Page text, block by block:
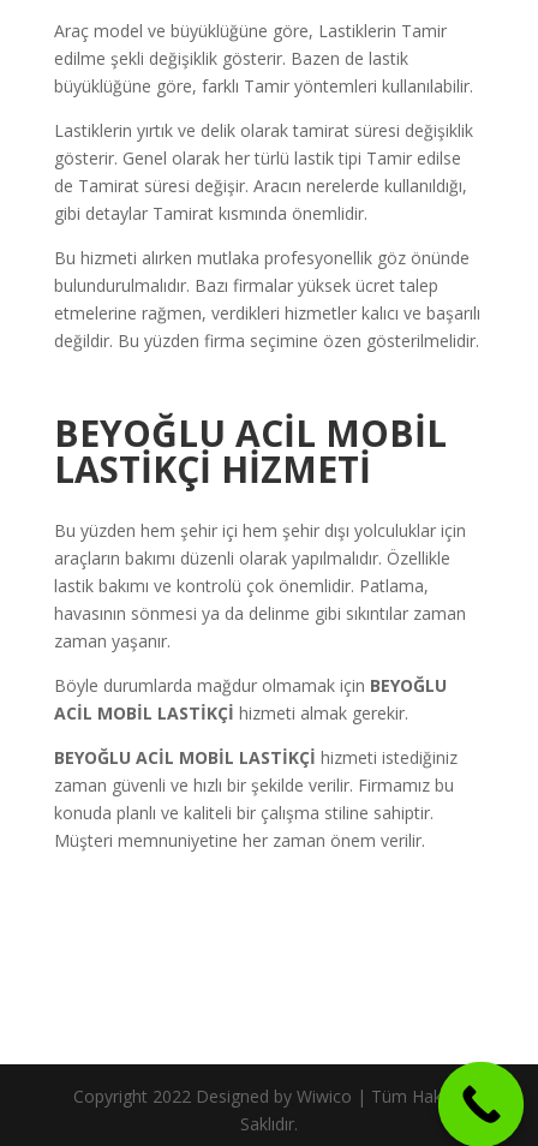
Araç model ve büyüklüğüne göre, Lastiklerin Tamir
edilme şekli değişiklik gösterir. Bazen de lastik
büyüklüğüne göre, farklı Tamir yöntemleri kullanılabilir.
Lastiklerin yırtık ve delik olarak tamirat süresi değişiklik
gösterir. Genel olarak her türlü lastik tipi Tamir edilse
de Tamirat süresi değişir. Aracın nerelerde kullanıldığı,
gibi detaylar Tamirat kısmında önemlidir.
Bu hizmeti alırken mutlaka profesyonellik göz önünde
bulundurulmalıdır. Bazı firmalar yüksek ücret talep
etmelerine rağmen, verdikleri hizmetler kalıcı ve başarılı
değildir. Bu yüzden firma seçimine özen gösterilmelidir.
BEYOĞLU ACİL MOBİL
LASTİKÇİ HİZMETİ
Bu yüzden hem şehir içi hem şehir dışı yolculuklar için
araçların bakımı düzenli olarak yapılmalıdır. Özellikle
lastik bakımı ve kontrolü çok önemlidir. Patlama,
havasının sönmesi ya da delinme gibi sıkıntılar zaman
zaman yaşanır.
Böyle durumlarda mağdur olmamak için BEYOĞLU
ACİL MOBİL LASTİKÇİ hizmeti almak gerekir.
BEYOĞLU ACİL MOBİL LASTİKÇİ hizmeti istediğiniz
zaman güvenli ve hızlı bir şekilde verilir. Firmamız bu
konuda planlı ve kaliteli bir çalışma stiline sahiptir.
Müşteri memnuniyetine her zaman önem verilir.
Copyright 2022 Designed by Wiwico | Tüm Hakları
Saklıdır.